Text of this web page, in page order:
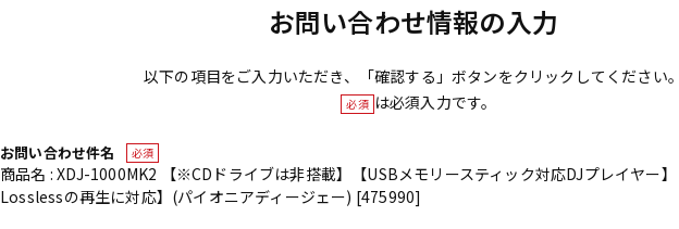
お問い合わせ情報の入力
以下の項目をご入力いただき、「確認する」ボタンをクリックしてください。
必須 は必須入力です。
お問い合わせ件名 必須
商品名 : XDJ-1000MK2 【※CDドライブは非搭載】【USBメモリースティック対応DJプレイヤー
Losslessの再生に対応】(パイオニアディージェー) [475990]